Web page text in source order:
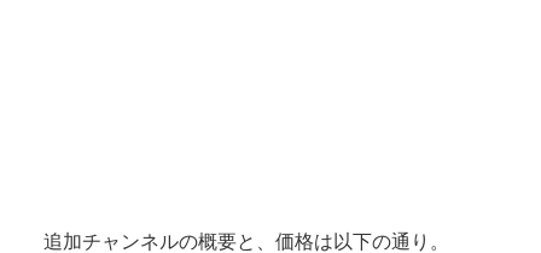
追加チャンネルの概要と、価格は以下の通り。